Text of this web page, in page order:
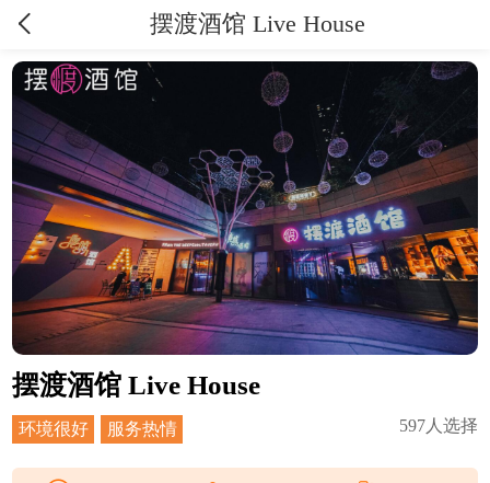
摆渡酒馆 Live House
摆渡酒馆 Live House
环境很好 服务热情 597人选择